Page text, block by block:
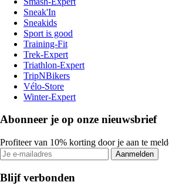
Sneak'In
Sneakids
Sport is good
Training-Fit
Trek-Expert
Triathlon-Expert
TripNBikers
Vélo-Store
Winter-Expert
Abonneer je op onze nieuwsbrief
Profiteer van 10% korting door je aan te
Aanmelden
Blijf verbonden